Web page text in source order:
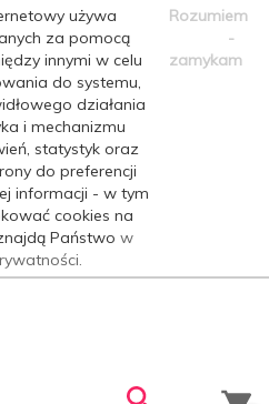
używa
za pomocą
innymi w celu
do systemu,
działania
i mechanizmu
statystyk oraz
do preferencji
informacji - w tym
cookies na
Państwo w
Rozumiem
-
zamykam